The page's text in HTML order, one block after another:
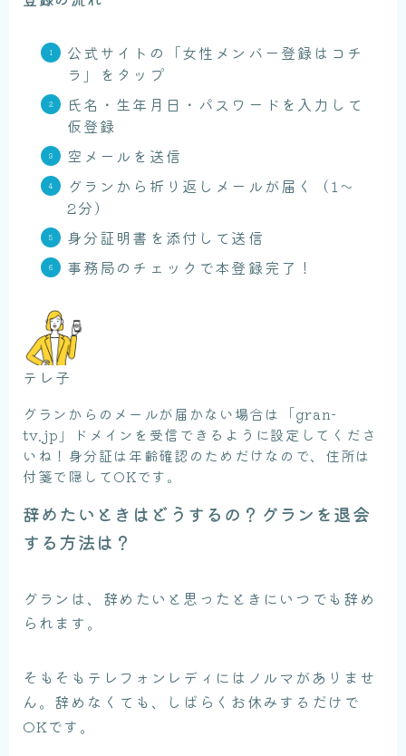
公式サイトの「女性メンバー登録はコチ
ラ」をタップ
氏名・生年月日・パスワードを入力して
仮登録
空メールを送信
グランから折り返しメールが届く（1〜
2分）
身分証明書を添付して送信
事務局のチェックで本登録完了！
テレ子
グランからのメールが届かない場合は「gran-
tv.jp」ドメインを受信できるように設定してくださ
いね！身分証は年齢確認のためだけなので、住所は
付箋で隠してOKです。
辞めたいときはどうするの？グランを退会
する方法は？
グランは、辞めたいと思ったときにいつでも辞め
られます。
そもそもテレフォンレディにはノルマがありませ
ん。辞めなくても、しばらくお休みするだけで
OKです。